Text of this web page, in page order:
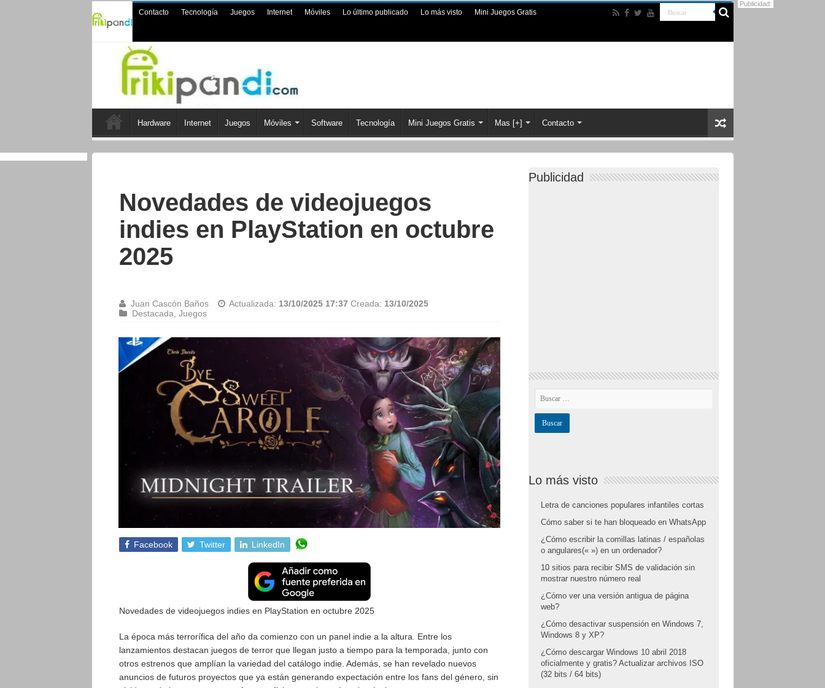
Contacto Tecnología Juegos Internet Móviles Lo último publicado Lo más visto Mini Juegos Gratis
Hardware Internet Juegos Móviles Software Tecnología Mini Juegos Gratis Mas [+] Contacto
Novedades de videojuegos
indies en PlayStation en octubre
2025
Juan Cascón Baños Actualizada: 13/10/2025 17:37 Creada: 13/10/2025
Destacada Juegos
Facebook Twitter LinkedIn
Novedades de videojuegos indies en PlayStation en octubre 2025
La época más terrorífica del año da comienzo con un panel indie a la altura. Entre los
lanzamientos destacan juegos de terror que llegan justo a tiempo para la temporada, junto con
otros estrenos que amplían la variedad del catálogo indie. Además, se han revelado nuevos
anuncios de futuros proyectos que ya están generando expectación entre los fans del género, sin
Publicidad
Lo más visto
Letra de canciones populares infantiles cortas
Cómo saber si te han bloqueado en WhatsApp
¿Cómo escribir la comillas latinas / españolas
o angulares(« ») en un ordenador?
10 sitios para recibir SMS de validación sin
mostrar nuestro número real
¿Cómo ver una versión antigua de página
web?
¿Cómo desactivar suspensión en Windows 7,
Windows 8 y XP?
¿Cómo descargar Windows 10 abril 2018
oficialmente y gratis? Actualizar archivos ISO
(32 bits / 64 bits)
Publicidad: